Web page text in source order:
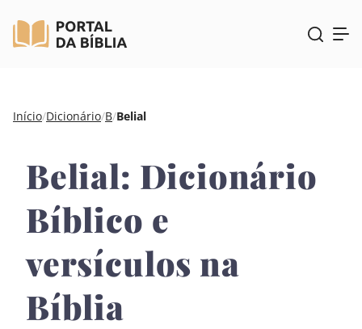
Pular
conteúdo
Início/Dicionário/B/Belial
Belial: Dicionário
Bíblico e
versículos na
Bíblia